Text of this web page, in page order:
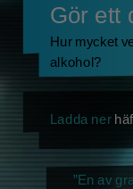
Gör ett
Hur mycket
alkohol?
Ladda ner
”En av